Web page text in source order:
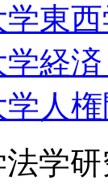
学東
学経
学人
学